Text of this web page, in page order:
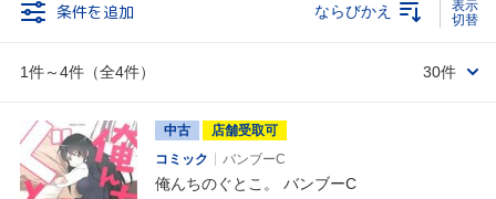
条件を追加
1件～4件（全4件）
ならびかえ
30件
中古
店舗受取可
コミック
バンブーC
俺んちのぐとこ。 バンブーC